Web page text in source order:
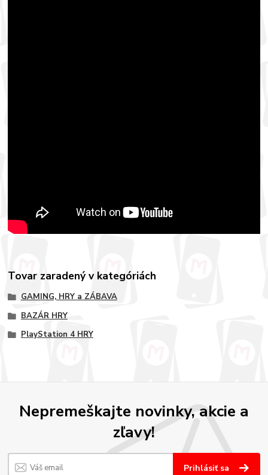
Tovar zaradený v kategóriách
GAMING, HRY a ZÁBAVA
BAZÁR HRY
PlayStation 4 HRY
Nepremeškajte novinky, akcie a
zľavy!
Prihlásiť sa